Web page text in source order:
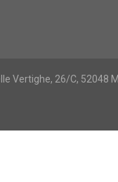
Vertighe, 26/C, 52048